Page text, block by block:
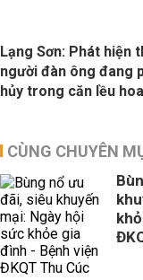
Lạng Sơn: Phát hiện
người đàn ông đang
hủy trong căn lều
CÙNG CHUYÊN